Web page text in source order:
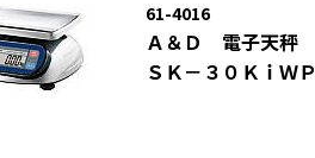
61-4016
Ａ＆Ｄ 電子天秤
ＳＫ－３０ＫｉＷＰ